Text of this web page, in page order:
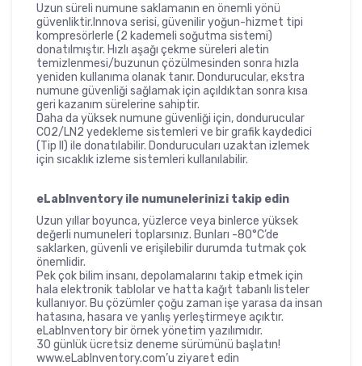
Uzun süreli numune saklamanın en önemli yönü
güvenliktir.Innova serisi, güvenilir yoğun-hizmet tipi
kompresörlerle (2 kademeli soğutma sistemi)
donatılmıştır. Hızlı aşağı çekme süreleri aletin
temizlenmesi/buzunun çözülmesinden sonra hızla
yeniden kullanıma olanak tanır. Dondurucular, ekstra
numune güvenliği sağlamak için açıldıktan sonra kısa
geri kazanım sürelerine sahiptir.
Daha da yüksek numune güvenliği için, dondurucular
CO2/LN2 yedekleme sistemleri ve bir grafik kaydedici
(Tip II) ile donatılabilir. Dondurucuları uzaktan izlemek
için sıcaklık izleme sistemleri kullanılabilir.
eLabInventory ile numunelerinizi takip edin
Uzun yıllar boyunca, yüzlerce veya binlerce yüksek
değerli numuneleri toplarsınız. Bunları -80°C’de
saklarken, güvenli ve erişilebilir durumda tutmak çok
önemlidir.
Pek çok bilim insanı, depolamalarını takip etmek için
hala elektronik tablolar ve hatta kağıt tabanlı listeler
kullanıyor. Bu çözümler çoğu zaman işe yarasa da insan
hatasına, hasara ve yanlış yerleştirmeye açıktır.
eLabInventory bir örnek yönetim yazılımıdır.
30 günlük ücretsiz deneme sürümünü başlatın!
www.eLabInventory.com’u ziyaret edin